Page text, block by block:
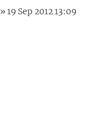
» 19 Sep 2012 13:09